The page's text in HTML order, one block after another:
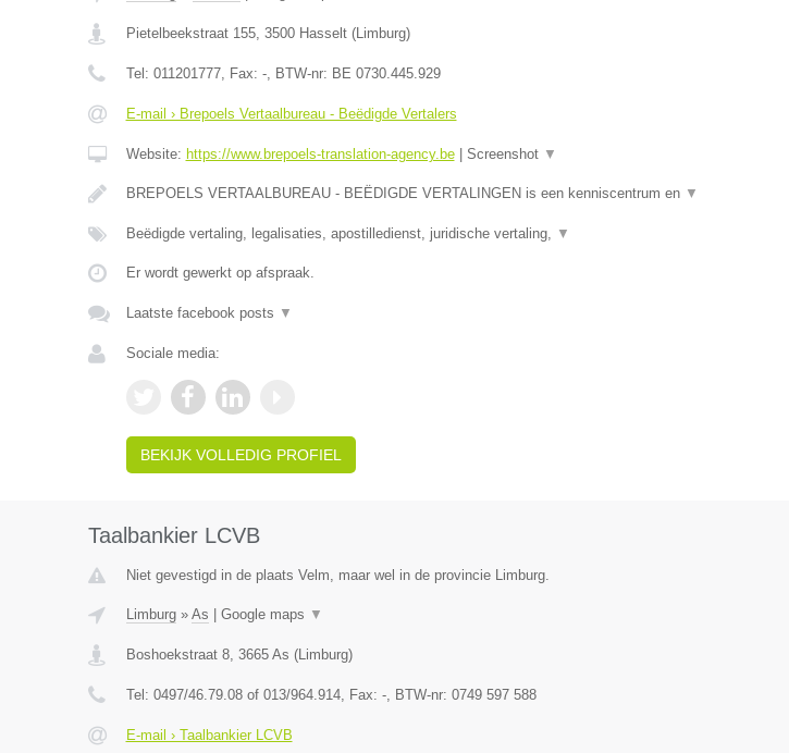
Pietelbeekstraat 155, 3500 Hasselt(Limburg)
Tel: 011201777, Fax: -, BTW-nr: BE 0730.445.929
E-mail › Brepoels Vertaalbureau - Beëdigde Vertalers
Website: https://www.brepoels-translation-agency.be| Screenshot ▼
BREPOELS VERTAALBUREAU - BEËDIGDE VERTALINGEN is een kenniscentrum en ▼
Beëdigde vertaling, legalisaties, apostilledienst, juridische vertaling, ▼
Er wordt gewerkt op afspraak.
Laatste facebook posts ▼
Sociale media:
BEKIJK VOLLEDIG PROFIEL
Taalbankier LCVB
Niet gevestigd in de plaats Velm, maar wel in de provincie Limburg.
Limburg» As Google maps ▼
Boshoekstraat 8, 3665 As (Limburg)
Tel: 0497/46.79.08 of 013/964.914, Fax: -, BTW-nr: 0749 597 588
E-mail › Taalbankier LCVB